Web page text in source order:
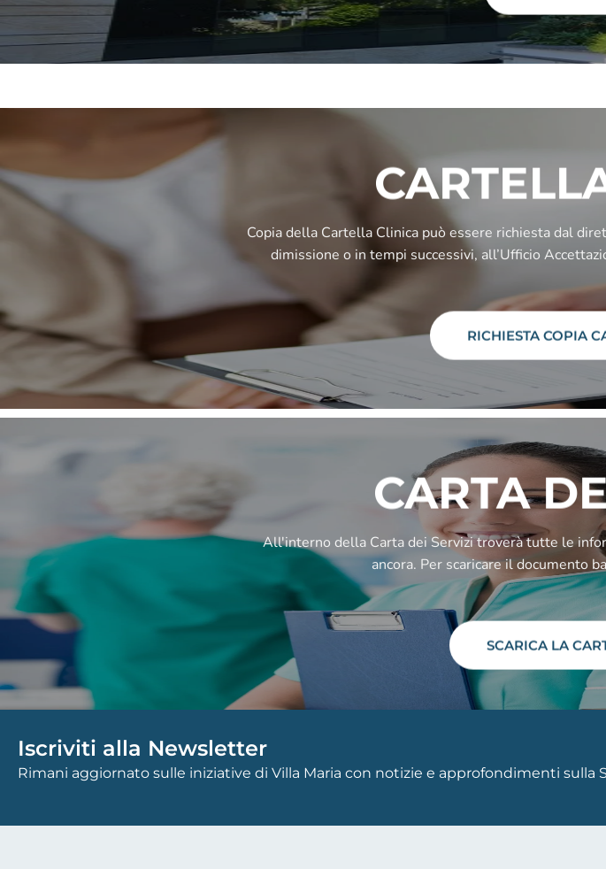
Copia della Cartella Clinica può essere richiesta dal
dimissione o in tempi successivi, all’Ufficio
RICHIESTA COPIA
CARTA
All'interno della Carta dei Servizi troverà tutte le
ancora. Per scaricare il documento
SCARICA LA
Iscriviti alla Newsletter
Rimani aggiornato sulle iniziative di Villa Maria con notizie e approfondimenti sulla